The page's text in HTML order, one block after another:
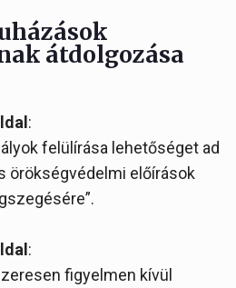
átdolgozása
:
felülírása lehetőséget ad
örökségvédelmi előírások
:
figyelmen kívül